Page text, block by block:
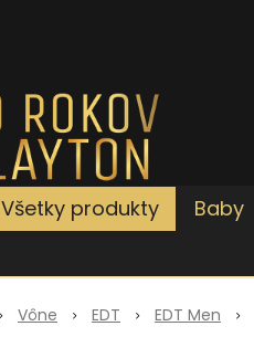
Všetky produkty Baby
Vône EDT EDT Men